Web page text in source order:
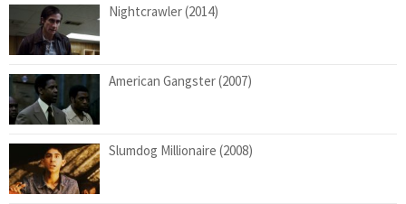
Nightcrawler (2014)
American Gangster (2007)
Slumdog Millionaire (2008)